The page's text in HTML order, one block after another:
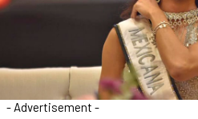
- Advertisement -